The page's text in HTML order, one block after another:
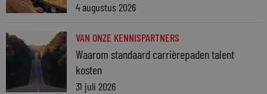
4 augustus 2026
VAN ONZE KENNISPARTNERS
Waarom standaard carrièrepaden talent
kosten
31 juli 2026